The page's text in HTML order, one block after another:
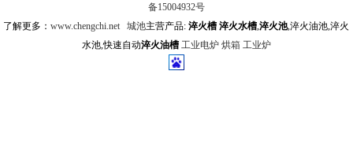
备15004932号
了解更多：www.chengchi.net 城池主营产品:淬火槽 淬火水槽,淬火池,淬火油池,淬火
水池,快速自动淬火油槽 工业电炉 烘箱 工业炉